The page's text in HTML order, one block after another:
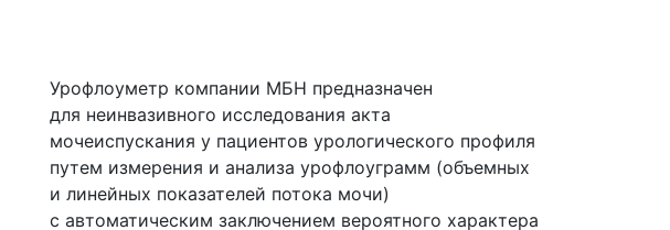
Урофлоуметр компании МБН предназначен
для неинвазивного исследования акта
мочеиспускания у пациентов урологического профиля
путем измерения и анализа урофлоуграмм (объемных
и линейных показателей потока мочи)
с автоматическим заключением вероятного характера